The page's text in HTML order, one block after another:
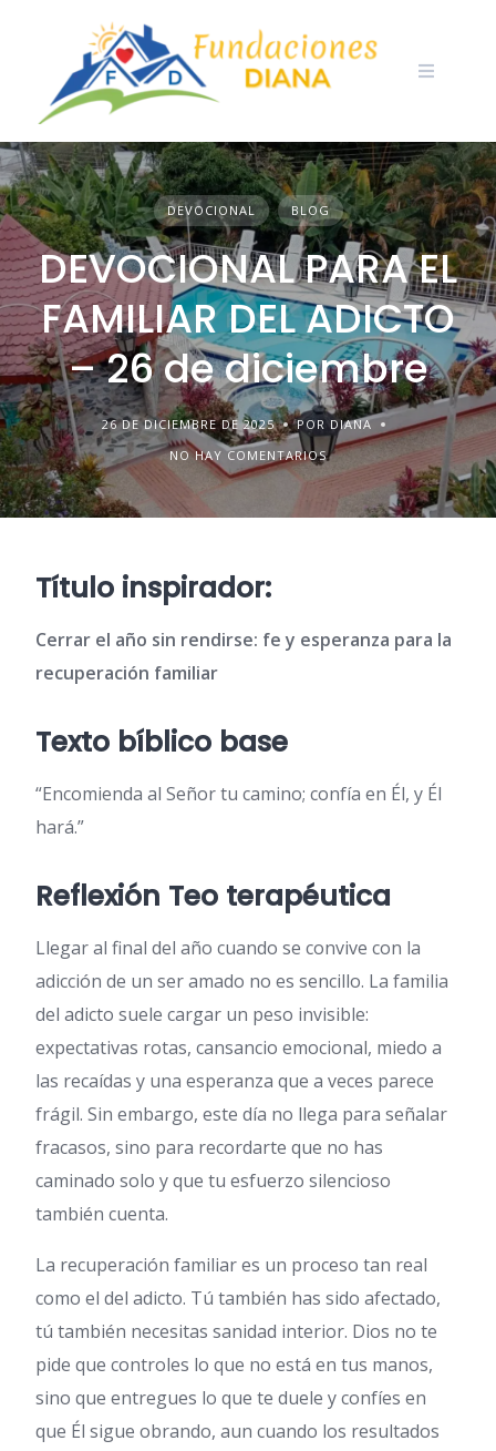
DEVOCIONAL BLOG
DEVOCIONAL PARA EL
FAMILIAR DEL ADICTO
– 26 de diciembre
26 DE DICIEMBRE DE 2025
POR DIANA
NO HAY COMENTARIOS
Título inspirador:
Cerrar el año sin rendirse: fe y esperanza para la
recuperación familiar
Texto bíblico base
“Encomienda al Señor tu camino; confía en Él, y Él
hará.”
Reflexión Teo terapéutica
Llegar al final del año cuando se convive con la
adicción de un ser amado no es sencillo. La familia
del adicto suele cargar un peso invisible:
expectativas rotas, cansancio emocional, miedo a
las recaídas y una esperanza que a veces parece
frágil. Sin embargo, este día no llega para señalar
fracasos, sino para recordarte que no has
caminado solo y que tu esfuerzo silencioso
también cuenta.
La recuperación familiar es un proceso tan real
como el del adicto. Tú también has sido afectado,
tú también necesitas sanidad interior. Dios no te
pide que controles lo que no está en tus manos,
sino que entregues lo que te duele y confíes en
que Él sigue obrando, aun cuando los resultados